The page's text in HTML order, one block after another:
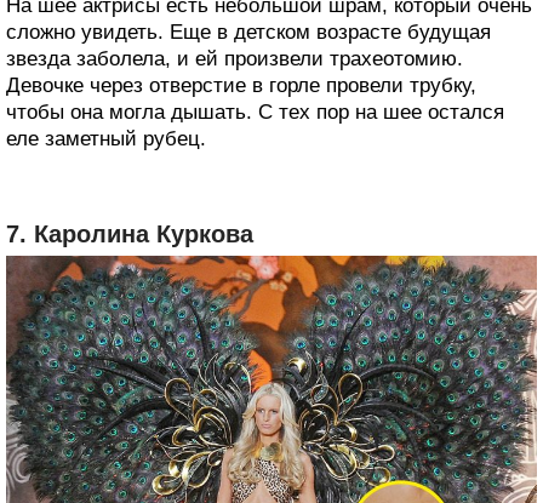
На шее актрисы есть небольшой шрам, который очень
сложно увидеть. Еще в детском возрасте будущая
звезда заболела, и ей произвели трахеотомию.
Девочке через отверстие в горле провели трубку,
чтобы она могла дышать. С тех пор на шее остался
еле заметный рубец.
7. Каролина Куркова